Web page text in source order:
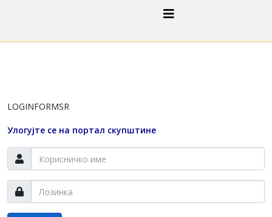
LOGINFORMSR
Улогујте се на портал скупштине